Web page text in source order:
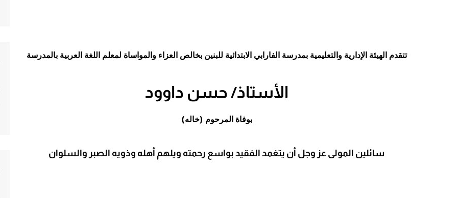
تتقدم الهيئة‭ ‬الإدارية‭ ‬والتعليمية بمدرسة‭ ‬الفارابي‭ ‬الابتدائية‭ ‬للبنين بخالص‭ ‬العزاء‭ ‬والمواساة‭ ‬لمعلم‭ ‬اللغة العربية ‬بالمدرسة
الأستاذ/ حسن داوود
بوفاة المرحوم (خاله)
سائلين‭ ‬المولى‭ ‬عز‭ ‬وجل‭ ‬أن‭ ‬يتغمد‭ ‬الفقيد‭ ‬بواسع‭ ‬رحمته‭ ‬ويلهم‭ ‬أهله‭ ‬وذويه‭ ‬الصبر‭ ‬والسلوان